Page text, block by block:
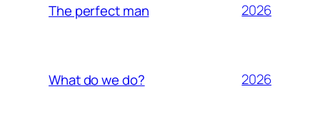
The perfect man 2026
What do we do? 2026